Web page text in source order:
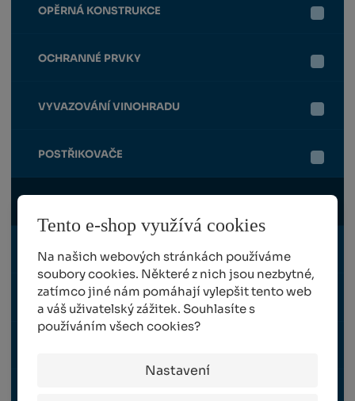
Tento e-shop využívá cookies
Na našich webových stránkách používáme
soubory cookies. Některé z nich jsou nezbytné,
zatímco jiné nám pomáhají vylepšit tento web
a váš uživatelský zážitek. Souhlasíte s
používáním všech cookies?
Nastavení
OPĚRNÁ KONSTRUKCE
OCHRANNÉ PRVKY
VYVAZOVÁNÍ VINOHRADU
POSTŘIKOVAČE
TRAVNÍ OSIVO
SAZENICE RÉVY VINNÉ